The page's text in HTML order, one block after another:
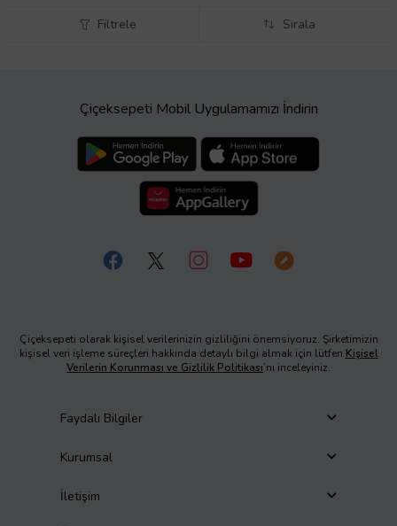
Filtrele Sırala
Çiçeksepeti Mobil Uygulamamızı İndirin
Çiçeksepeti olarak kişisel verilerinizin gizliliğini önemsiyoruz. Şirketimizin
kişisel veri işleme süreçleri hakkında detaylı bilgi almak için lütfen Kişisel
Verilerin Korunması ve Gizlilik Politikası’nı inceleyiniz.
Faydalı Bilgiler
Kurumsal
İletişim